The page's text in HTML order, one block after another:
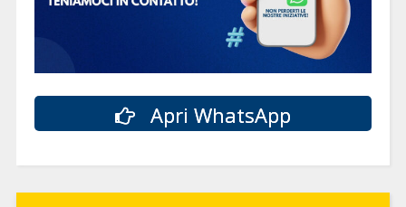
Apri WhatsApp